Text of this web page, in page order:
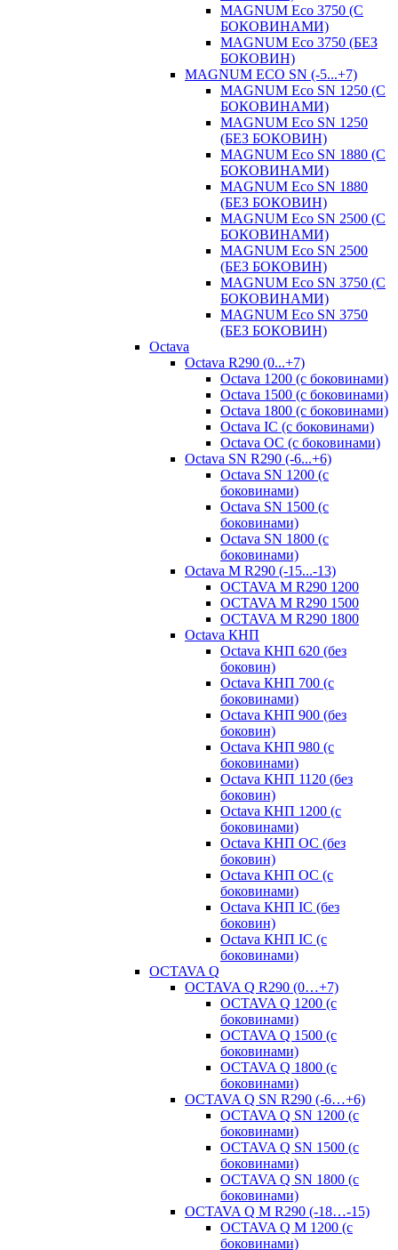
MAGNUM Eco 3750 (С
БОКОВИНАМИ)
MAGNUM Eco 3750 (БЕЗ
БОКОВИН)
MAGNUM ECO SN (-5...+7)
MAGNUM Eco SN 1250 (С
БОКОВИНАМИ)
MAGNUM Eco SN 1250
(БЕЗ БОКОВИН)
MAGNUM Eco SN 1880 (С
БОКОВИНАМИ)
MAGNUM Eco SN 1880
(БЕЗ БОКОВИН)
MAGNUM Eco SN 2500 (С
БОКОВИНАМИ)
MAGNUM Eco SN 2500
(БЕЗ БОКОВИН)
MAGNUM Eco SN 3750 (С
БОКОВИНАМИ)
MAGNUM Eco SN 3750
(БЕЗ БОКОВИН)
Octava
Octava R290 (0...+7)
Octava 1200 (с боковинами)
Octava 1500 (с боковинами)
Octava 1800 (с боковинами)
Octava IC (с боковинами)
Octava OC (с боковинами)
Octava SN R290 (-6...+6)
Octava SN 1200 (с
боковинами)
Octava SN 1500 (с
боковинами)
Octava SN 1800 (с
боковинами)
Octava M R290 (-15...-13)
OCTAVA M R290 1200
OCTAVA M R290 1500
OCTAVA M R290 1800
Octava КНП
Octava КНП 620 (без
боковин)
Octava КНП 700 (с
боковинами)
Octava КНП 900 (без
боковин)
Octava КНП 980 (с
боковинами)
Octava КНП 1120 (без
боковин)
Octava КНП 1200 (с
боковинами)
Octava КНП OC (без
боковин)
Octava КНП OC (с
боковинами)
Octava КНП IC (без
боковин)
Octava КНП IC (с
боковинами)
OCTAVA Q
OCTAVA Q R290 (0…+7)
OCTAVA Q 1200 (с
боковинами)
OCTAVA Q 1500 (с
боковинами)
OCTAVA Q 1800 (с
боковинами)
OCTAVA Q SN R290 (-6…+6)
OCTAVA Q SN 1200 (с
боковинами)
OCTAVA Q SN 1500 (с
боковинами)
OCTAVA Q SN 1800 (с
боковинами)
OCTAVA Q M R290 (-18…-15)
OСTAVA Q M 1200 (с
боковинами)